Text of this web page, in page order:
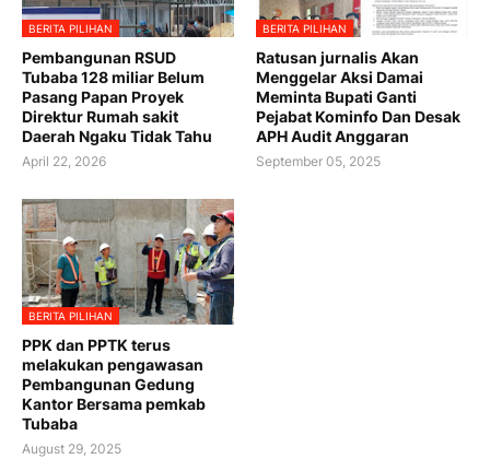
BERITA PILIHAN
Pembangunan RSUD
Tubaba 128 miliar Belum
Pasang Papan Proyek
Direktur Rumah sakit
Daerah Ngaku Tidak Tahu
April 22, 2026
BERITA PILIHAN
Ratusan jurnalis Akan
Menggelar Aksi Damai
Meminta Bupati Ganti
Pejabat Kominfo Dan Desak
APH Audit Anggaran
September 05, 2025
BERITA PILIHAN
PPK dan PPTK terus
melakukan pengawasan
Pembangunan Gedung
Kantor Bersama pemkab
Tubaba
August 29, 2025